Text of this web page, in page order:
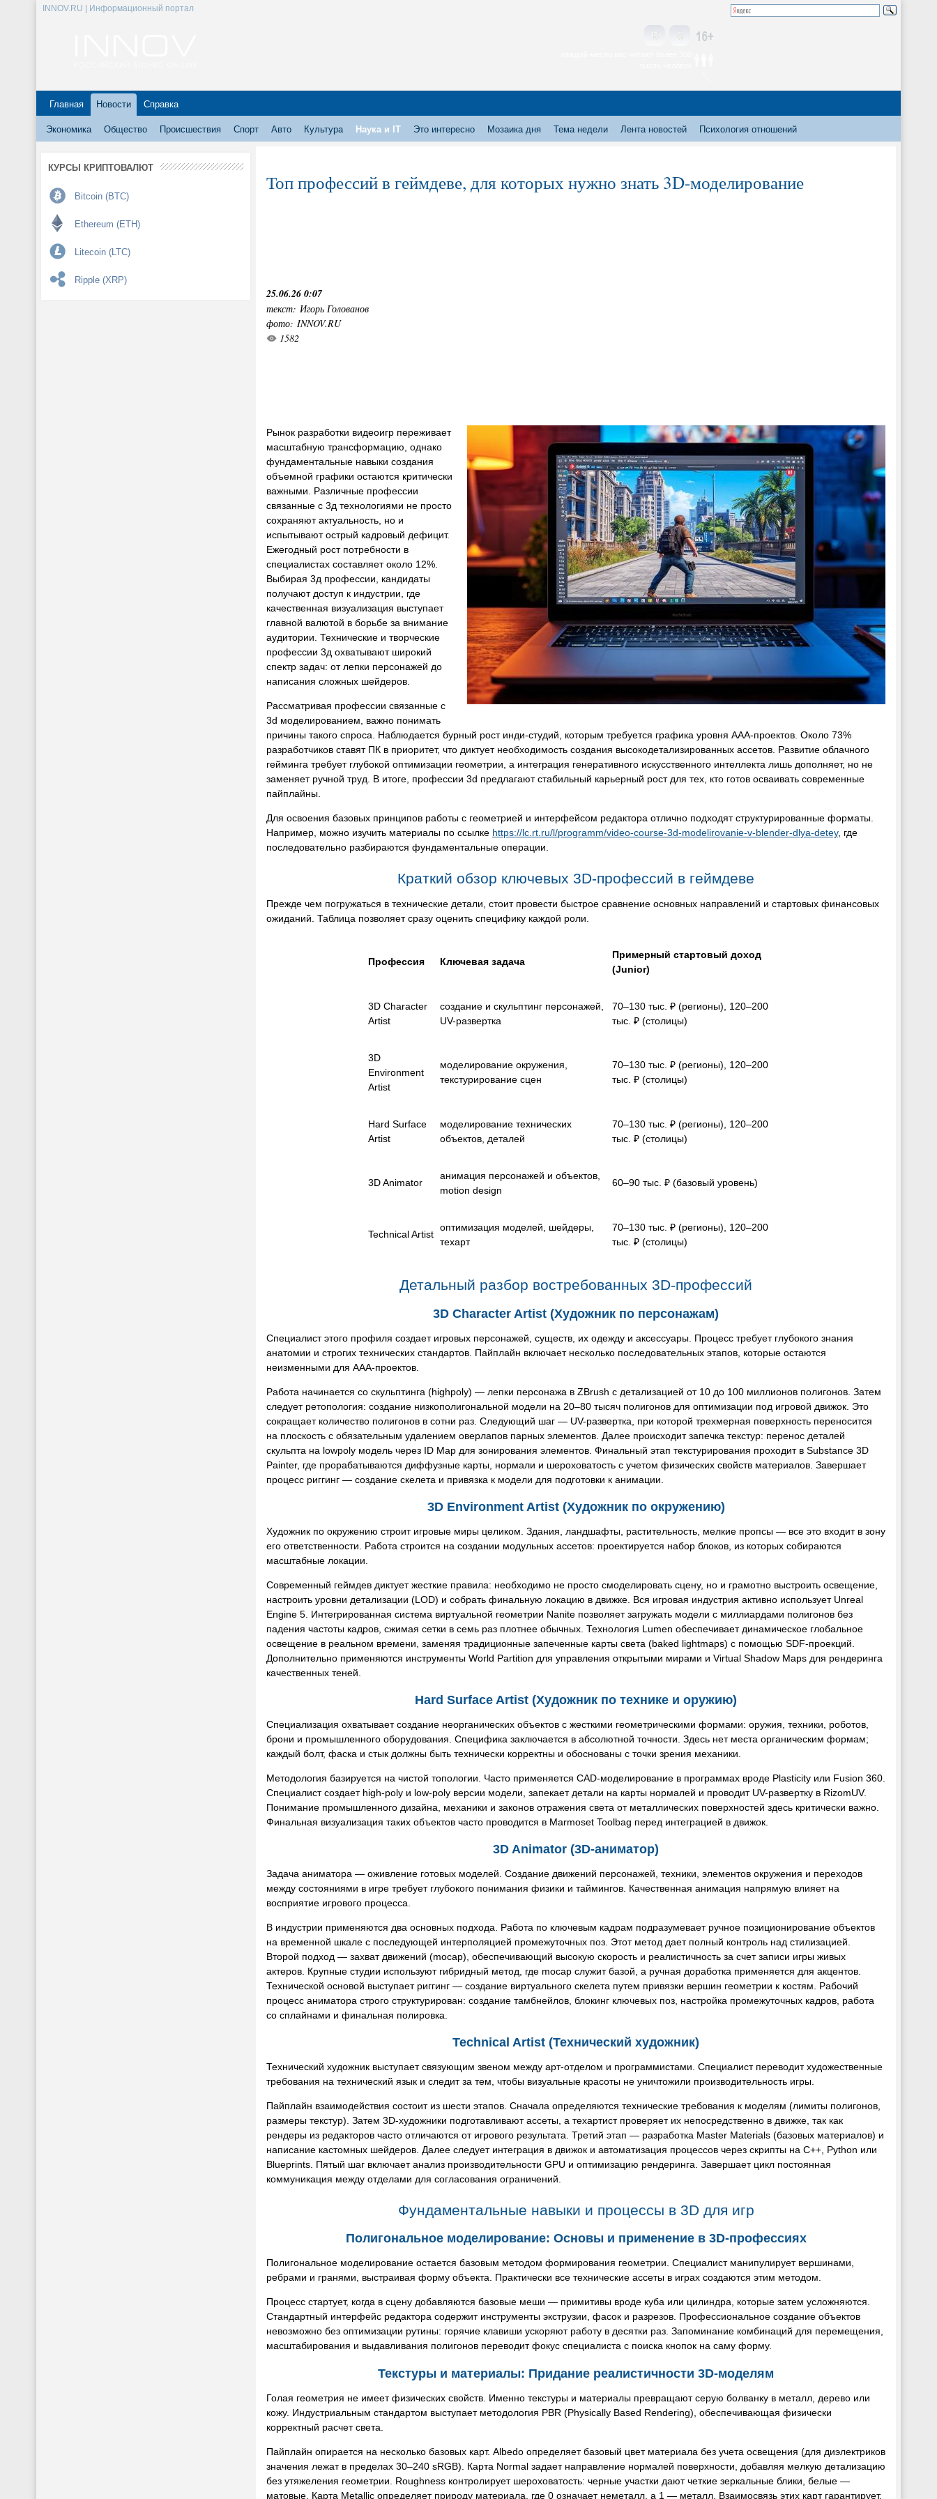
INNOV.RU | Информационный портал
Главная Новости Справка
Экономика Общество Происшествия Спорт Авто Культура Наука и IT Это интересно Мозаика дня Тема недели Лента новостей Психология отношений
КУРСЫ КРИПТОВАЛЮТ
Bitcoin (BTC)
Ethereum (ETH)
Litecoin (LTC)
Ripple (XRP)
Топ профессий в геймдеве, для которых нужно знать 3D-моделирование
25.06.26 0:07
текст: Игорь Голованов
фото: INNOV.RU
1582
Рынок разработки видеоигр переживает
масштабную трансформацию, однако
фундаментальные навыки создания
объемной графики остаются критически
важными. Различные профессии
связанные с 3д технологиями не просто
сохраняют актуальность, но и
испытывают острый кадровый дефицит.
Ежегодный рост потребности в
специалистах составляет около 12%.
Выбирая 3д профессии, кандидаты
получают доступ к индустрии, где
качественная визуализация выступает
главной валютой в борьбе за внимание
аудитории. Технические и творческие
профессии 3д охватывают широкий
спектр задач: от лепки персонажей до
написания сложных шейдеров.
Рассматривая профессии связанные с
3d моделированием, важно понимать
причины такого спроса. Наблюдается бурный рост инди-студий, которым требуется графика уровня AAA-проектов. Около 73%
разработчиков ставят ПК в приоритет, что диктует необходимость создания высокодетализированных ассетов. Развитие облачного
гейминга требует глубокой оптимизации геометрии, а интеграция генеративного искусственного интеллекта лишь дополняет, но не
заменяет ручной труд. В итоге, профессии 3d предлагают стабильный карьерный рост для тех, кто готов осваивать современные
пайплайны.
Для освоения базовых принципов работы с геометрией и интерфейсом редактора отлично подходят структурированные форматы.
Например, можно изучить материалы по ссылке https://lc.rt.ru/l/programm/video-course-3d-modelirovanie-v-blender-dlya-detey, где
последовательно разбираются фундаментальные операции.
Краткий обзор ключевых 3D-профессий в геймдеве
Прежде чем погружаться в технические детали, стоит провести быстрое сравнение основных направлений и стартовых финансовых
ожиданий. Таблица позволяет сразу оценить специфику каждой роли.
Профессия Ключевая задача
Примерный стартовый доход
(Junior)
3D Character
Artist
создание и скульптинг персонажей,
UV-развертка
70–130 тыс. ₽ (регионы), 120–200
тыс. ₽ (столицы)
3D
Environment
Artist
моделирование окружения,
текстурирование сцен
70–130 тыс. ₽ (регионы), 120–200
тыс. ₽ (столицы)
Hard Surface
Artist
моделирование технических
объектов, деталей
70–130 тыс. ₽ (регионы), 120–200
тыс. ₽ (столицы)
3D Animator
анимация персонажей и объектов,
motion design
60–90 тыс. ₽ (базовый уровень)
Technical Artist
оптимизация моделей, шейдеры,
техарт
70–130 тыс. ₽ (регионы), 120–200
тыс. ₽ (столицы)
Детальный разбор востребованных 3D-профессий
3D Character Artist (Художник по персонажам)
Специалист этого профиля создает игровых персонажей, существ, их одежду и аксессуары. Процесс требует глубокого знания
анатомии и строгих технических стандартов. Пайплайн включает несколько последовательных этапов, которые остаются
неизменными для AAA-проектов.
Работа начинается со скульптинга (highpoly) — лепки персонажа в ZBrush с детализацией от 10 до 100 миллионов полигонов. Затем
следует ретопология: создание низкополигональной модели на 20–80 тысяч полигонов для оптимизации под игровой движок. Это
сокращает количество полигонов в сотни раз. Следующий шаг — UV-развертка, при которой трехмерная поверхность переносится
на плоскость с обязательным удалением оверлапов парных элементов. Далее происходит запечка текстур: перенос деталей
скульпта на lowpoly модель через ID Map для зонирования элементов. Финальный этап текстурирования проходит в Substance 3D
Painter, где прорабатываются диффузные карты, нормали и шероховатость с учетом физических свойств материалов. Завершает
процесс риггинг — создание скелета и привязка к модели для подготовки к анимации.
3D Environment Artist (Художник по окружению)
Художник по окружению строит игровые миры целиком. Здания, ландшафты, растительность, мелкие пропсы — все это входит в зону
его ответственности. Работа строится на создании модульных ассетов: проектируется набор блоков, из которых собираются
масштабные локации.
Современный геймдев диктует жесткие правила: необходимо не просто смоделировать сцену, но и грамотно выстроить освещение,
настроить уровни детализации (LOD) и собрать финальную локацию в движке. Вся игровая индустрия активно использует Unreal
Engine 5. Интегрированная система виртуальной геометрии Nanite позволяет загружать модели с миллиардами полигонов без
падения частоты кадров, сжимая сетки в семь раз плотнее обычных. Технология Lumen обеспечивает динамическое глобальное
освещение в реальном времени, заменяя традиционные запеченные карты света (baked lightmaps) с помощью SDF-проекций.
Дополнительно применяются инструменты World Partition для управления открытыми мирами и Virtual Shadow Maps для рендеринга
качественных теней.
Hard Surface Artist (Художник по технике и оружию)
Специализация охватывает создание неорганических объектов с жесткими геометрическими формами: оружия, техники, роботов,
брони и промышленного оборудования. Специфика заключается в абсолютной точности. Здесь нет места органическим формам;
каждый болт, фаска и стык должны быть технически корректны и обоснованы с точки зрения механики.
Методология базируется на чистой топологии. Часто применяется CAD-моделирование в программах вроде Plasticity или Fusion 360.
Специалист создает high-poly и low-poly версии модели, запекает детали на карты нормалей и проводит UV-развертку в RizomUV.
Понимание промышленного дизайна, механики и законов отражения света от металлических поверхностей здесь критически важно.
Финальная визуализация таких объектов часто проводится в Marmoset Toolbag перед интеграцией в движок.
3D Animator (3D-аниматор)
Задача аниматора — оживление готовых моделей. Создание движений персонажей, техники, элементов окружения и переходов
между состояниями в игре требует глубокого понимания физики и таймингов. Качественная анимация напрямую влияет на
восприятие игрового процесса.
В индустрии применяются два основных подхода. Работа по ключевым кадрам подразумевает ручное позиционирование объектов
на временной шкале с последующей интерполяцией промежуточных поз. Этот метод дает полный контроль над стилизацией.
Второй подход — захват движений (mocap), обеспечивающий высокую скорость и реалистичность за счет записи игры живых
актеров. Крупные студии используют гибридный метод, где mocap служит базой, а ручная доработка применяется для акцентов.
Технической основой выступает риггинг — создание виртуального скелета путем привязки вершин геометрии к костям. Рабочий
процесс аниматора строго структурирован: создание тамбнейлов, блокинг ключевых поз, настройка промежуточных кадров, работа
со сплайнами и финальная полировка.
Technical Artist (Технический художник)
Технический художник выступает связующим звеном между арт-отделом и программистами. Специалист переводит художественные
требования на технический язык и следит за тем, чтобы визуальные красоты не уничтожили производительность игры.
Пайплайн взаимодействия состоит из шести этапов. Сначала определяются технические требования к моделям (лимиты полигонов,
размеры текстур). Затем 3D-художники подготавливают ассеты, а техартист проверяет их непосредственно в движке, так как
рендеры из редакторов часто отличаются от игрового результата. Третий этап — разработка Master Materials (базовых материалов) и
написание кастомных шейдеров. Далее следует интеграция в движок и автоматизация процессов через скрипты на C++, Python или
Blueprints. Пятый шаг включает анализ производительности GPU и оптимизацию рендеринга. Завершает цикл постоянная
коммуникация между отделами для согласования ограничений.
Фундаментальные навыки и процессы в 3D для игр
Полигональное моделирование: Основы и применение в 3D-профессиях
Полигональное моделирование остается базовым методом формирования геометрии. Специалист манипулирует вершинами,
ребрами и гранями, выстраивая форму объекта. Практически все технические ассеты в играх создаются этим методом.
Процесс стартует, когда в сцену добавляются базовые меши — примитивы вроде куба или цилиндра, которые затем усложняются.
Стандартный интерфейс редактора содержит инструменты экструзии, фасок и разрезов. Профессиональное создание объектов
невозможно без оптимизации рутины: горячие клавиши ускоряют работу в десятки раз. Запоминание комбинаций для перемещения,
масштабирования и выдавливания полигонов переводит фокус специалиста с поиска кнопок на саму форму.
Текстуры и материалы: Придание реалистичности 3D-моделям
Голая геометрия не имеет физических свойств. Именно текстуры и материалы превращают серую болванку в металл, дерево или
кожу. Индустриальным стандартом выступает методология PBR (Physically Based Rendering), обеспечивающая физически
корректный расчет света.
Пайплайн опирается на несколько базовых карт. Albedo определяет базовый цвет материала без учета освещения (для диэлектриков
значения лежат в пределах 30–240 sRGB). Карта Normal задает направление нормалей поверхности, добавляя мелкую детализацию
без утяжеления геометрии. Roughness контролирует шероховатость: черные участки дают четкие зеркальные блики, белые —
матовые. Карта Metallic определяет природу материала, где 0 означает неметалл, а 1 — металл. Взаимосвязь этих карт гарантирует,